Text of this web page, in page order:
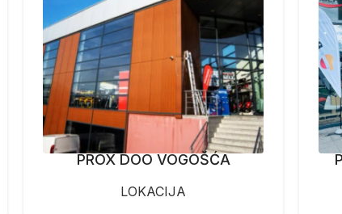
PROX DOO VOGOŠĆA
LOKACIJA